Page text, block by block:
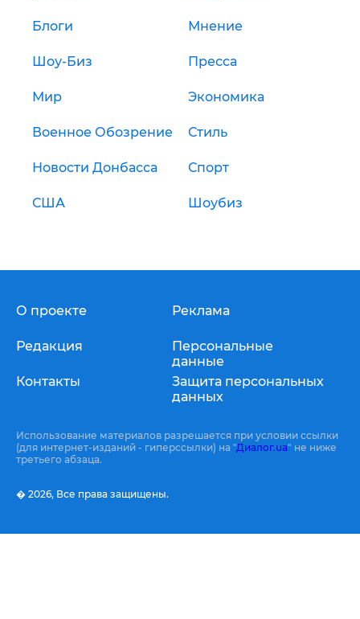
Блоги Мнение
Шоу-Биз Пресса
Мир Экономика
Военное Обозрение Стиль
Новости Донбасса Спорт
США Шоубиз
О проекте
Редакция
Контакты
Реклама
Персональные
данные
Защита персональных
данных
Использование материалов разрешается при условии ссылки
(для интернет-изданий - гиперссылки) на "Диалог.ua" не ниже
третьего абзаца.
� 2026, Все права защищены.